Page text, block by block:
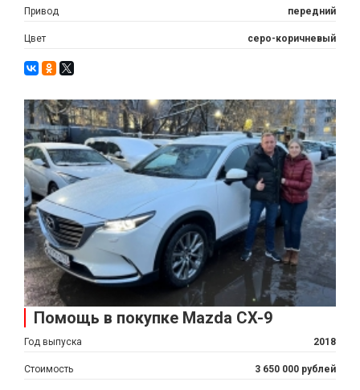
Привод передний
Цвет серо-коричневый
Помощь в покупке Mazda CX-9
Год выпуска 2018
Стоимость 3 650 000 рублей